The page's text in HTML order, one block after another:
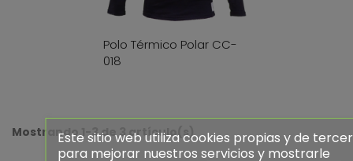
Polo Térmico Polar CC-
018
Mostrando 1-3 de 3 artículo(s)
Este sitio web utiliza cookies propias y de
para mejorar nuestros servicios y mostrarle